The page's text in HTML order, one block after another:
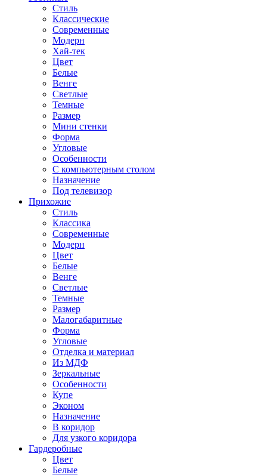
Стиль
Классические
Современные
Модерн
Хай-тек
Цвет
Белые
Венге
Светлые
Темные
Размер
Мини стенки
Форма
Угловые
Особенности
С компьютерным столом
Назначение
Под телевизор
Прихожие
Стиль
Классика
Современные
Модерн
Цвет
Белые
Венге
Светлые
Темные
Размер
Малогабаритные
Форма
Угловые
Отделка и материал
Из МДФ
Зеркальные
Особенности
Купе
Эконом
Назначение
В коридор
Для узкого коридора
Гардеробные
Цвет
Белые